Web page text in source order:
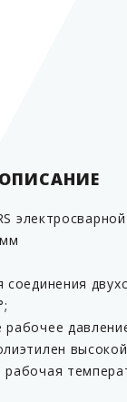
ОПИСАНИЕ
соединения
рабочее